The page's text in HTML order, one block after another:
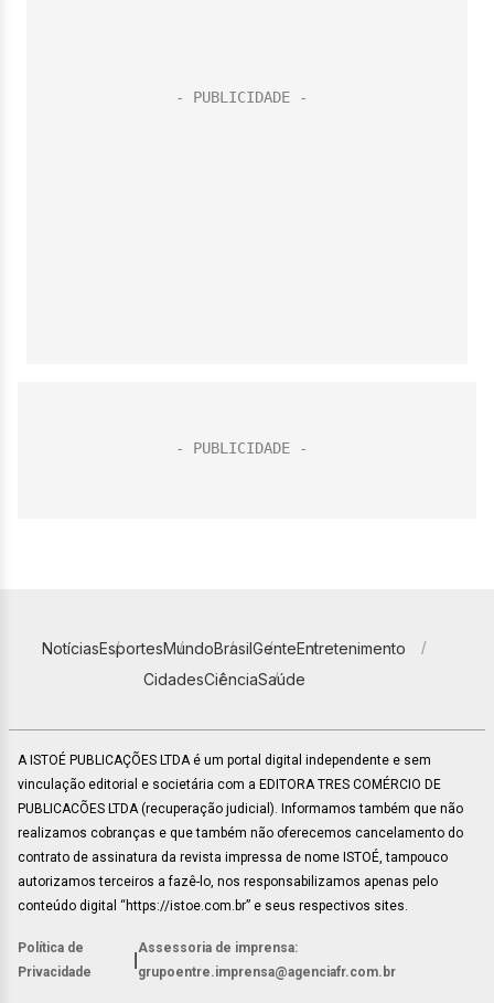
NotíciasEsportesMundoBrasilGenteEntretenimento
CidadesCiênciaSaúde
A ISTOÉ PUBLICAÇÕES LTDA é um portal digital independente e sem
vinculação editorial e societária com a EDITORA TRES COMÉRCIO DE
PUBLICACÕES LTDA (recuperação judicial). Informamos também que não
realizamos cobranças e que também não oferecemos cancelamento do
contrato de assinatura da revista impressa de nome ISTOÉ, tampouco
autorizamos terceiros a fazê-lo, nos responsabilizamos apenas pelo
conteúdo digital “https://istoe.com.br” e seus respectivos sites.
Política de
Privacidade
Assessoria de imprensa:
grupoentre.imprensa@agenciafr.com.br